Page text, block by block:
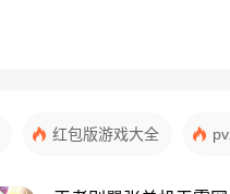
红包版游戏大全